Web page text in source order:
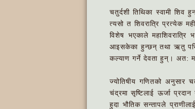
चतुर्दशी तिथिका स्वामी
त्यसो त शिवरात्रि प्रत्येक
विशेष भएकाले महाशिवरात्रि
आइसकेका हुन्छन् तथा ऋतु
कल्याण गर्ने देवता हुन्। अत:
ज्योतिषीय गणितको अनुसार
चंद्रमा सृष्टिलाई ऊर्जा
हुदा भौतिक सन्तापले